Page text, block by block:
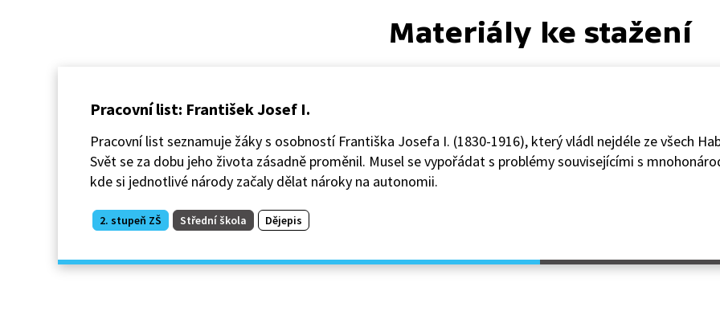
Materiály ke stažení
Pracovní list: František Josef I.
Pracovní list seznamuje žáky s osobností Františka Josefa I. (1830-1916), který vládl nejdéle ze všech
Svět se za dobu jeho života zásadně proměnil. Musel se vypořádat s problémy souvisejícími s
kde si jednotlivé národy začaly dělat nároky na autonomii.
2. stupeň ZŠ Střední škola Dějepis